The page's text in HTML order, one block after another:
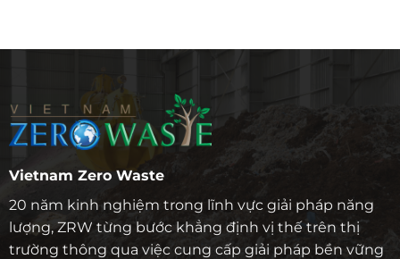
Vietnam Zero Waste
20 năm kinh nghiệm trong lĩnh vực giải pháp năng
lượng, ZRW từng bước khẳng định vị thế trên thị
trường thông qua việc cung cấp giải pháp bền vững